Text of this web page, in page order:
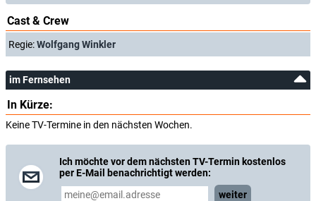
Cast & Crew
Regie:Wolfgang Winkler
im Fernsehen
In Kürze:
Keine TV-Termine in den nächsten Wochen.
Ich möchte vor dem nächsten TV-Termin kostenlos
per E-Mail benachrichtigt werden:
weiter